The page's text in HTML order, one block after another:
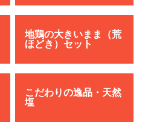
地鶏の大きいまま（荒
ほどき）セット
こだわりの逸品・天然
塩